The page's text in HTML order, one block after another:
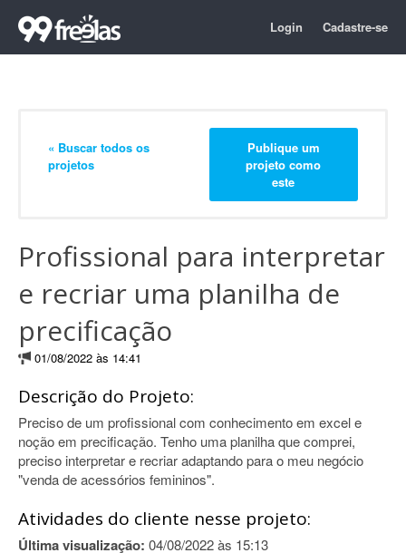
Login Cadastre-se
« Buscar todos os
projetos
Publique um
projeto como
este
Profissional para interpretar
e recriar uma planilha de
precificação
01/08/2022 às 14:41
Descrição do Projeto:
Preciso de um profissional com conhecimento em excel e
noção em precificação. Tenho uma planilha que comprei,
preciso interpretar e recriar adaptando para o meu negócio
"venda de acessórios femininos".
Atividades do cliente nesse projeto:
Última visualização: 04/08/2022 às 15:13